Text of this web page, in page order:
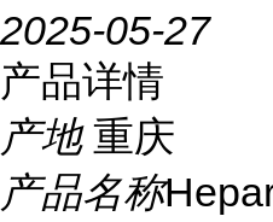
2025-05-27
产品详情
产地 重庆
产品名称